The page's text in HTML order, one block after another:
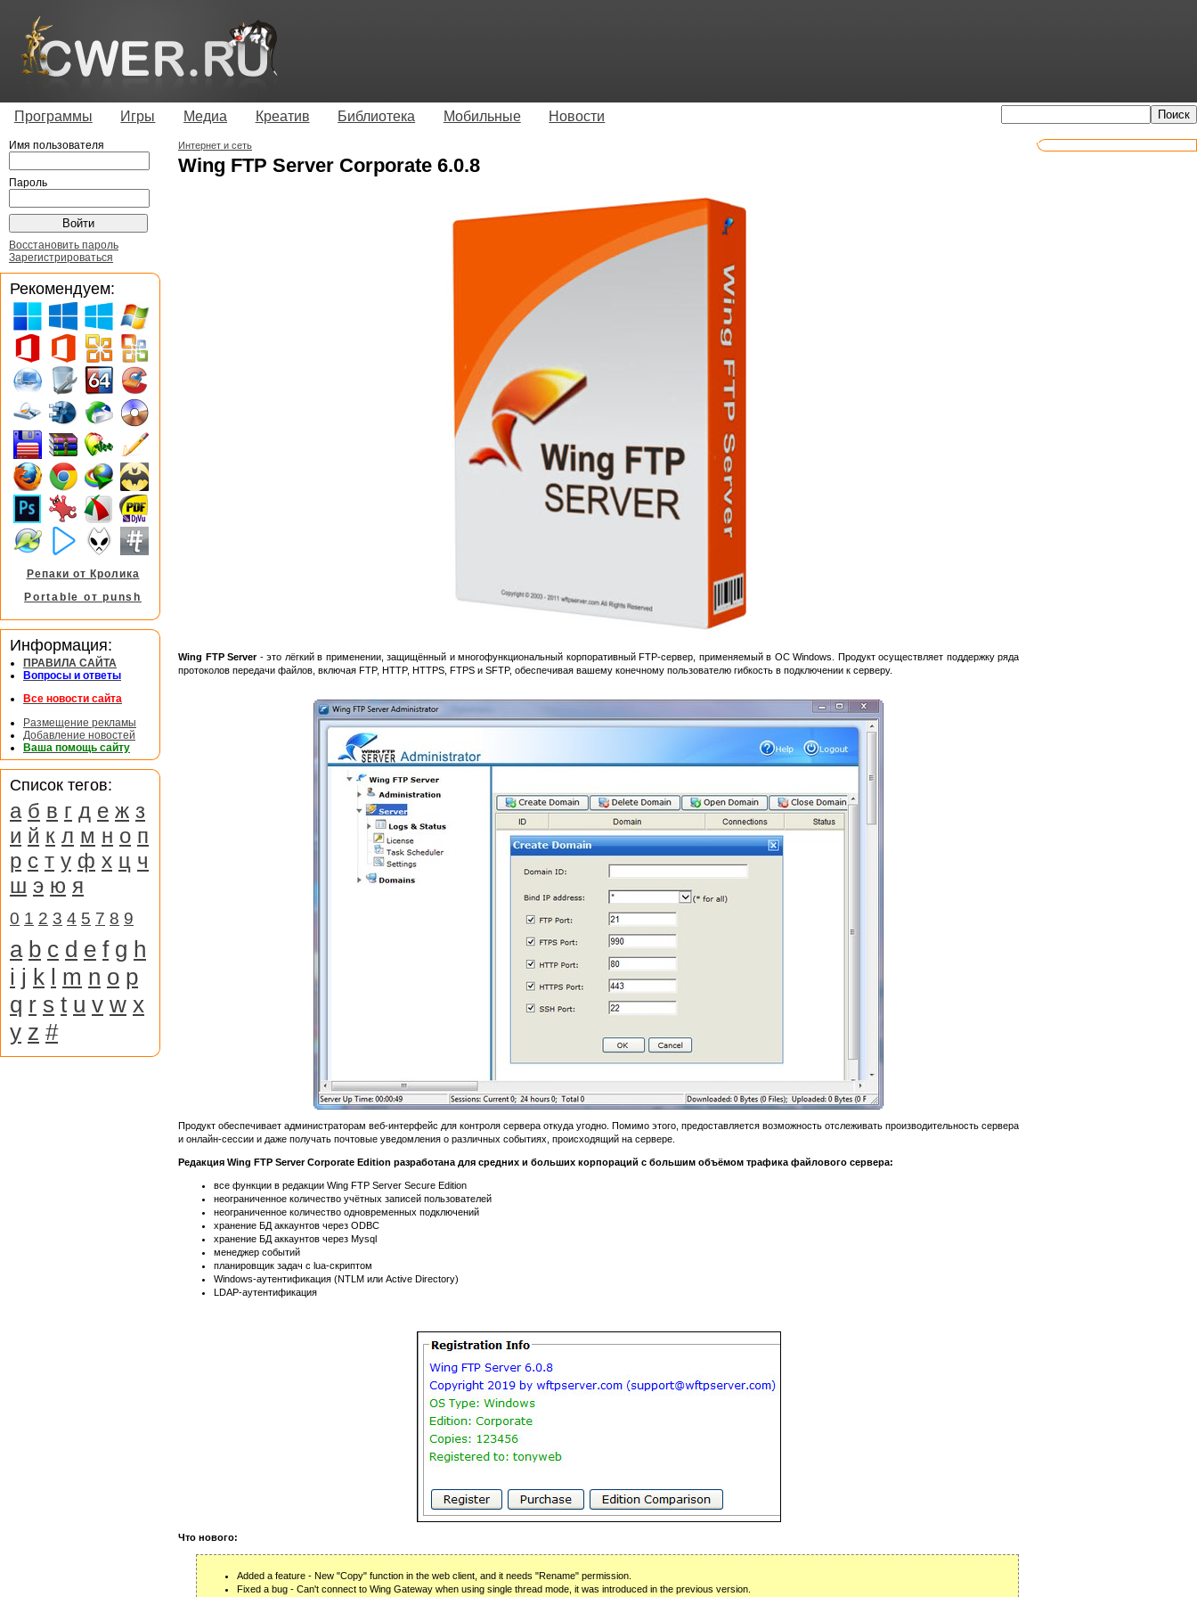
Программы Игры Медиа Креатив Библиотека Мобильные Новости
Интернет и сеть
Wing FTP Server Corporate 6.0.8
Wing FTP Server- это лёгкий в применении, защищённый и многофункциональный корпоративный FTP-сервер, применяемый в ОС Windows. Продукт осуществляет поддержку ряда
протоколов передачи файлов, включая FTP, HTTP, HTTPS, FTPS и SFTP, обеспечивая вашему конечному пользователю гибкость в подключении к серверу.
Продукт обеспечивает администраторам веб-интерфейс для контроля сервера откуда угодно. Помимо этого, предоставляется возможность отслеживать производительность сервера
и онлайн-сессии и даже получать почтовые уведомления о различных событиях, происходящий на сервере.
Редакция Wing FTP Server Corporate Edition разработана для средних и больших корпораций с большим объёмом трафика файлового сервера:
все функции в редакции Wing FTP Server Secure Edition
неограниченное количество учётных записей пользователей
неограниченное количество одновременных подключений
хранение БД аккаунтов через ODBC
хранение БД аккаунтов через Mysql
менеджер событий
планировщик задач с lua-скриптом
Windows-аутентификация (NTLM или Active Directory)
LDAP-аутентификация
Что нового:
Added a feature - New "Copy" function in the web client, and it needs "Rename" permission.
Fixed a bug - Can't connect to Wing Gateway when using single thread mode, it was introduced in the previous version.
Имя пользователя
Пароль
Восстановить пароль
Зарегистрироваться
Рекомендуем:
Репаки от Кролика
Portable от punsh
Информация:
ПРАВИЛА САЙТА
Вопросы и ответы
Все новости сайта
Размещение рекламы
Добавление новостей
Ваша помощь сайту
Список тегов:
а б в г д е ж з
и й к л м н о п
р с т у ф х ц ч
ш э ю я
0 1 2 3 4 5 7 8 9
a b c d e f g h
i j k l m n o p
q r s t u v w x
y z #